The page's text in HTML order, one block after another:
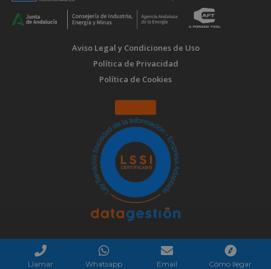
Llamar Whatsapp Email Cómo llegar
Aviso Legal y Condiciones de Uso
Política de Privacidad
Política de Cookies